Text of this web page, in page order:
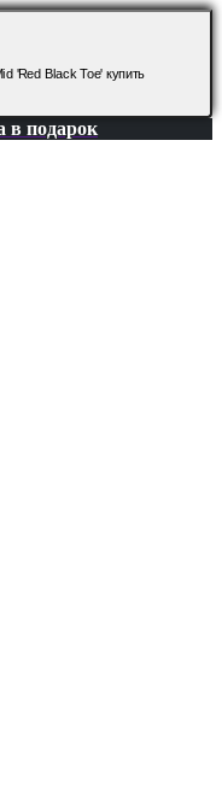
'Red Black Toe' купить
в подарок